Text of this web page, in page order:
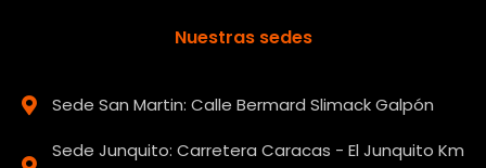
Nuestras sedes
Sede San Martin: Calle Bermard Slimack Galpón
Sede Junquito: Carretera Caracas - El Junquito Km